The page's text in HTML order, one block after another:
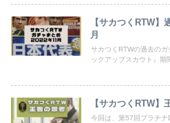
【サカつくRTW
月
サカつくRTWの過去の
ックアップスカウト』期
【サカつくRTW】
今回は、第57回プラチナ